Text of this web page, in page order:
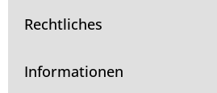
Rechtliches
Informationen